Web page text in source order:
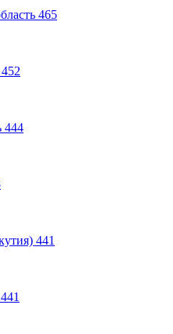
465
452
444
441
441